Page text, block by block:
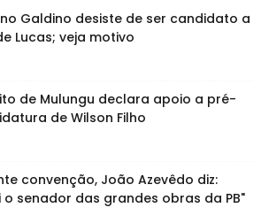
Galdino desiste de ser candidato a
Lucas; veja motivo
de Mulungu declara apoio a pré-
de Wilson Filho
convenção, João Azevêdo diz:
o senador das grandes obras da PB"